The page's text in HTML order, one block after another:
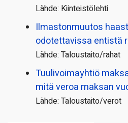
Lähde: Kiinteistölehti
Ilmastonmuutos
odotettavissa entistä
Lähde: Taloustaito/rahat
Tuulivoimayhtiö
mitä veroa maksan
Lähde: Taloustaito/verot